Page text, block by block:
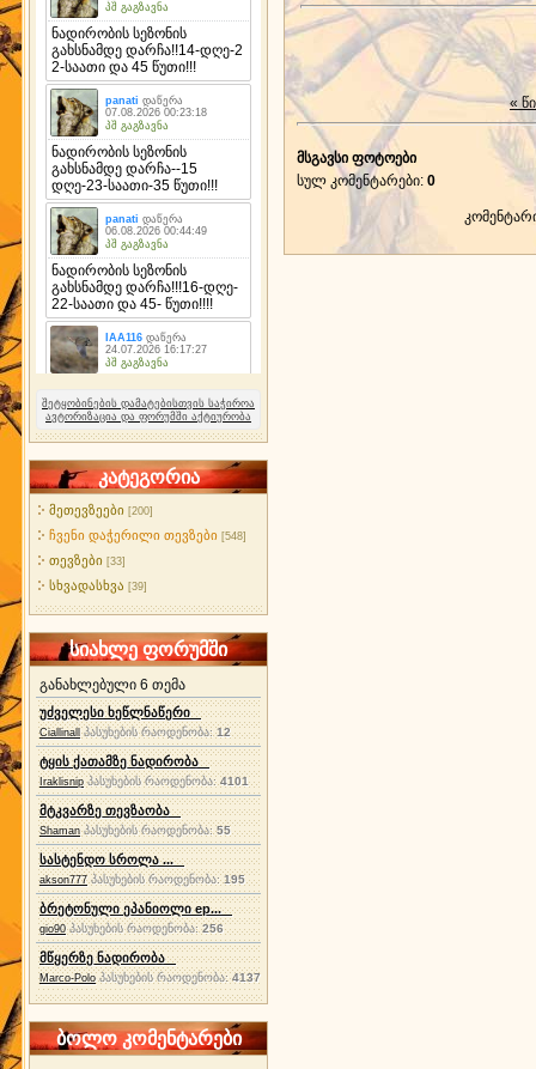
შეტყობინების დამატებისთვის საჭიროა
ავტორიზაცია და ფორუმში აქტიურობა
კატეგორია
მეთევზეები [200]
ჩვენი დაჭერილი თევზები [548]
თევზები [33]
სხვადასხვა [39]
სიახლე ფორუმში
განახლებული 6 თემა
უძველესი ხეწლნაწერი
Ciallinall პასუხების რაოდენობა:12
ტყის ქათამზე ნადირობა
Iraklisnip პასუხების რაოდენობა: 4101
მტკვარზე თევზაობა
Shaman პასუხების რაოდენობა:55
სასტენდო სროლა ...
akson777 პასუხების რაოდენობა:195
ბრეტონული ეპანიოლი ep...
gio90 პასუხების რაოდენობა:256
მწყერზე ნადირობა
Marco-Polo პასუხების რაოდენობა:4137
ბოლო კომენტარები
«
მსგავსი ფოტოები
სულ კომენტარები: 0